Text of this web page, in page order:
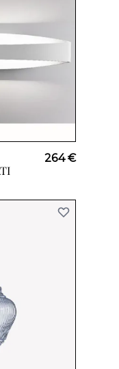
264 €